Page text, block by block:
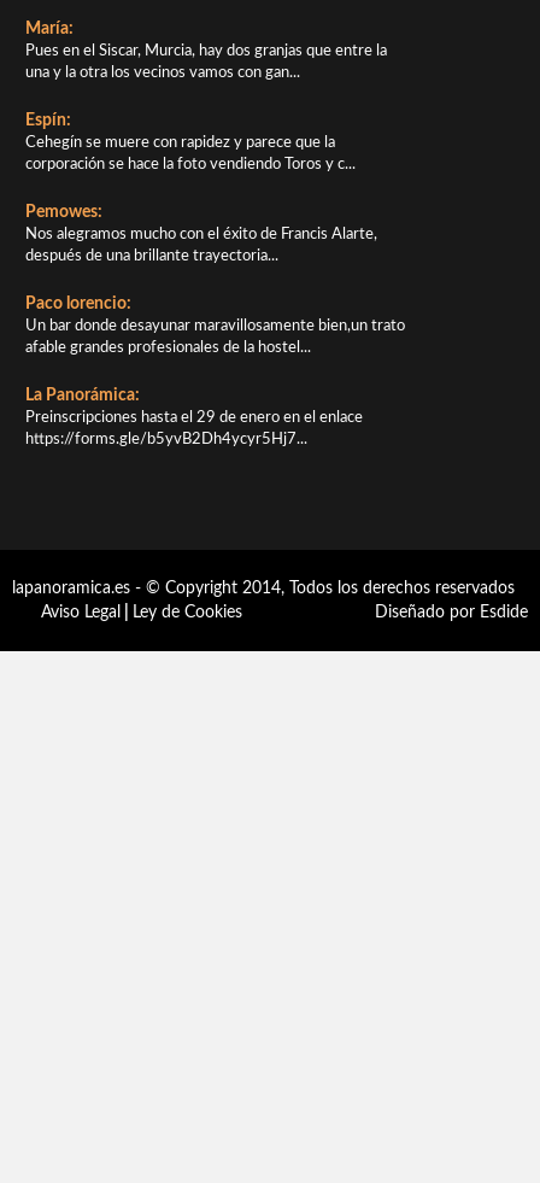
María:
Pues en el Siscar, Murcia, hay dos granjas que entre la
una y la otra los vecinos vamos con gan...
Espín:
Cehegín se muere con rapidez y parece que la
corporación se hace la foto vendiendo Toros y c...
Pemowes:
Nos alegramos mucho con el éxito de Francis Alarte,
después de una brillante trayectoria...
Paco lorencio:
Un bar donde desayunar maravillosamente bien,un trato
afable grandes profesionales de la hostel...
La Panorámica:
Preinscripciones hasta el 29 de enero en el enlace
https://forms.gle/b5yvB2Dh4ycyr5Hj7...
lapanoramica.es - © Copyright 2014, Todos los derechos reservados
Aviso Legal
Ley de Cookies Diseñado por Esdide